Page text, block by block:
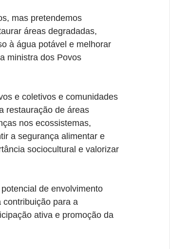
mas pretendemos
áreas degradadas,
à água potável e melhorar
ministra dos Povos
e coletivos e comunidades
restauração de áreas
nos ecossistemas,
a segurança alimentar e
sociocultural e valorizar
de envolvimento
contribuição para a
ativa e promoção da